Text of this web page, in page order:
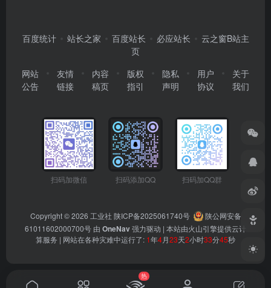
百度统计 站长之家 百度站长 必应站长
云之窗B站主
页
网站
公告
友情
链接
内容
稿页
版权
指引
隐私
声明
用户
协议
关于
我们
扫码加微信 扫码添加QQ 扫码加QQ群
Copyright © 2026 工业社 陕ICP备2025061740号
陕公网安备
61011602000700号 由 OneNav强力驱动 | 本站由火山引擎提供云计
算服务 | 网站在各种灾难中运行了: 1年4月23天2小时33分45秒
热